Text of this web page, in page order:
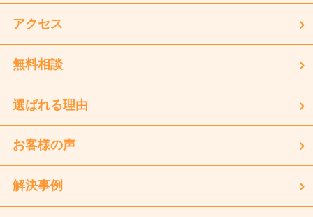
アクセス
無料相談
選ばれる理由
お客様の声
解決事例